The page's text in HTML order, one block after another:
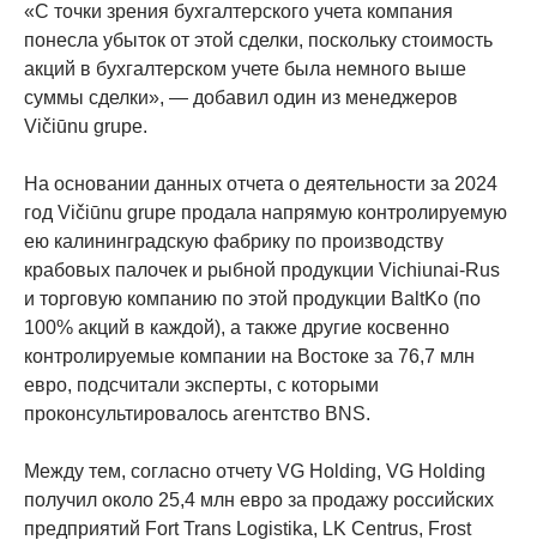
«С точки зрения бухгалтерского учета компания
понесла убыток от этой сделки, поскольку стоимость
акций в бухгалтерском учете была немного выше
суммы сделки», — добавил один из менеджеров
Vičiūnu grupe.
На основании данных отчета о деятельности за 2024
год Vičiūnu grupe продала напрямую контролируемую
ею калининградскую фабрику по производству
крабовых палочек и рыбной продукции Vichiunai-Rus
и торговую компанию по этой продукции BaltKo (по
100% акций в каждой), а также другие косвенно
контролируемые компании на Востоке за 76,7 млн ​​
евро, подсчитали эксперты, с которыми
проконсультировалось агентство BNS.
Между тем, согласно отчету VG Holding, VG Holding
получил около 25,4 млн евро за продажу российских
предприятий Fort Trans Logistika, LK Centrus, Frost